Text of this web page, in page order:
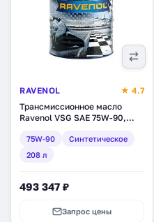
RAVENOL
★ 4.7
Трансмиссионное масло
Ravenol VSG SAE 75W-90,
(1221101-208)
75W-90
Синтетическое
208 л
493 347 ₽
Запрос цены